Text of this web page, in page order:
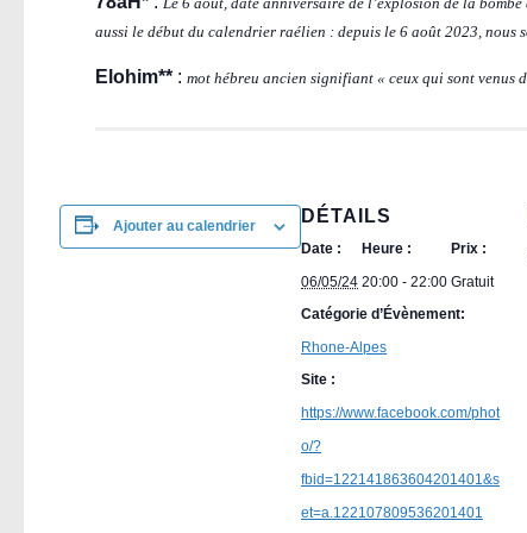
aussi le début du calendrier raélien : depuis le 6 août 2023, nous
Elohim** : mot hébreu ancien signifiant « ceux qui sont venus
Ajouter au calendrier DÉTAILS
Date :
06/05/24
Heure :
20:00 - 22:00
Prix :
Gratuit
Catégorie d’Évènement:
Rhone-Alpes
Site :
https://www.facebook.com/phot
o/?
fbid=122141863604201401&s
et=a.122107809536201401